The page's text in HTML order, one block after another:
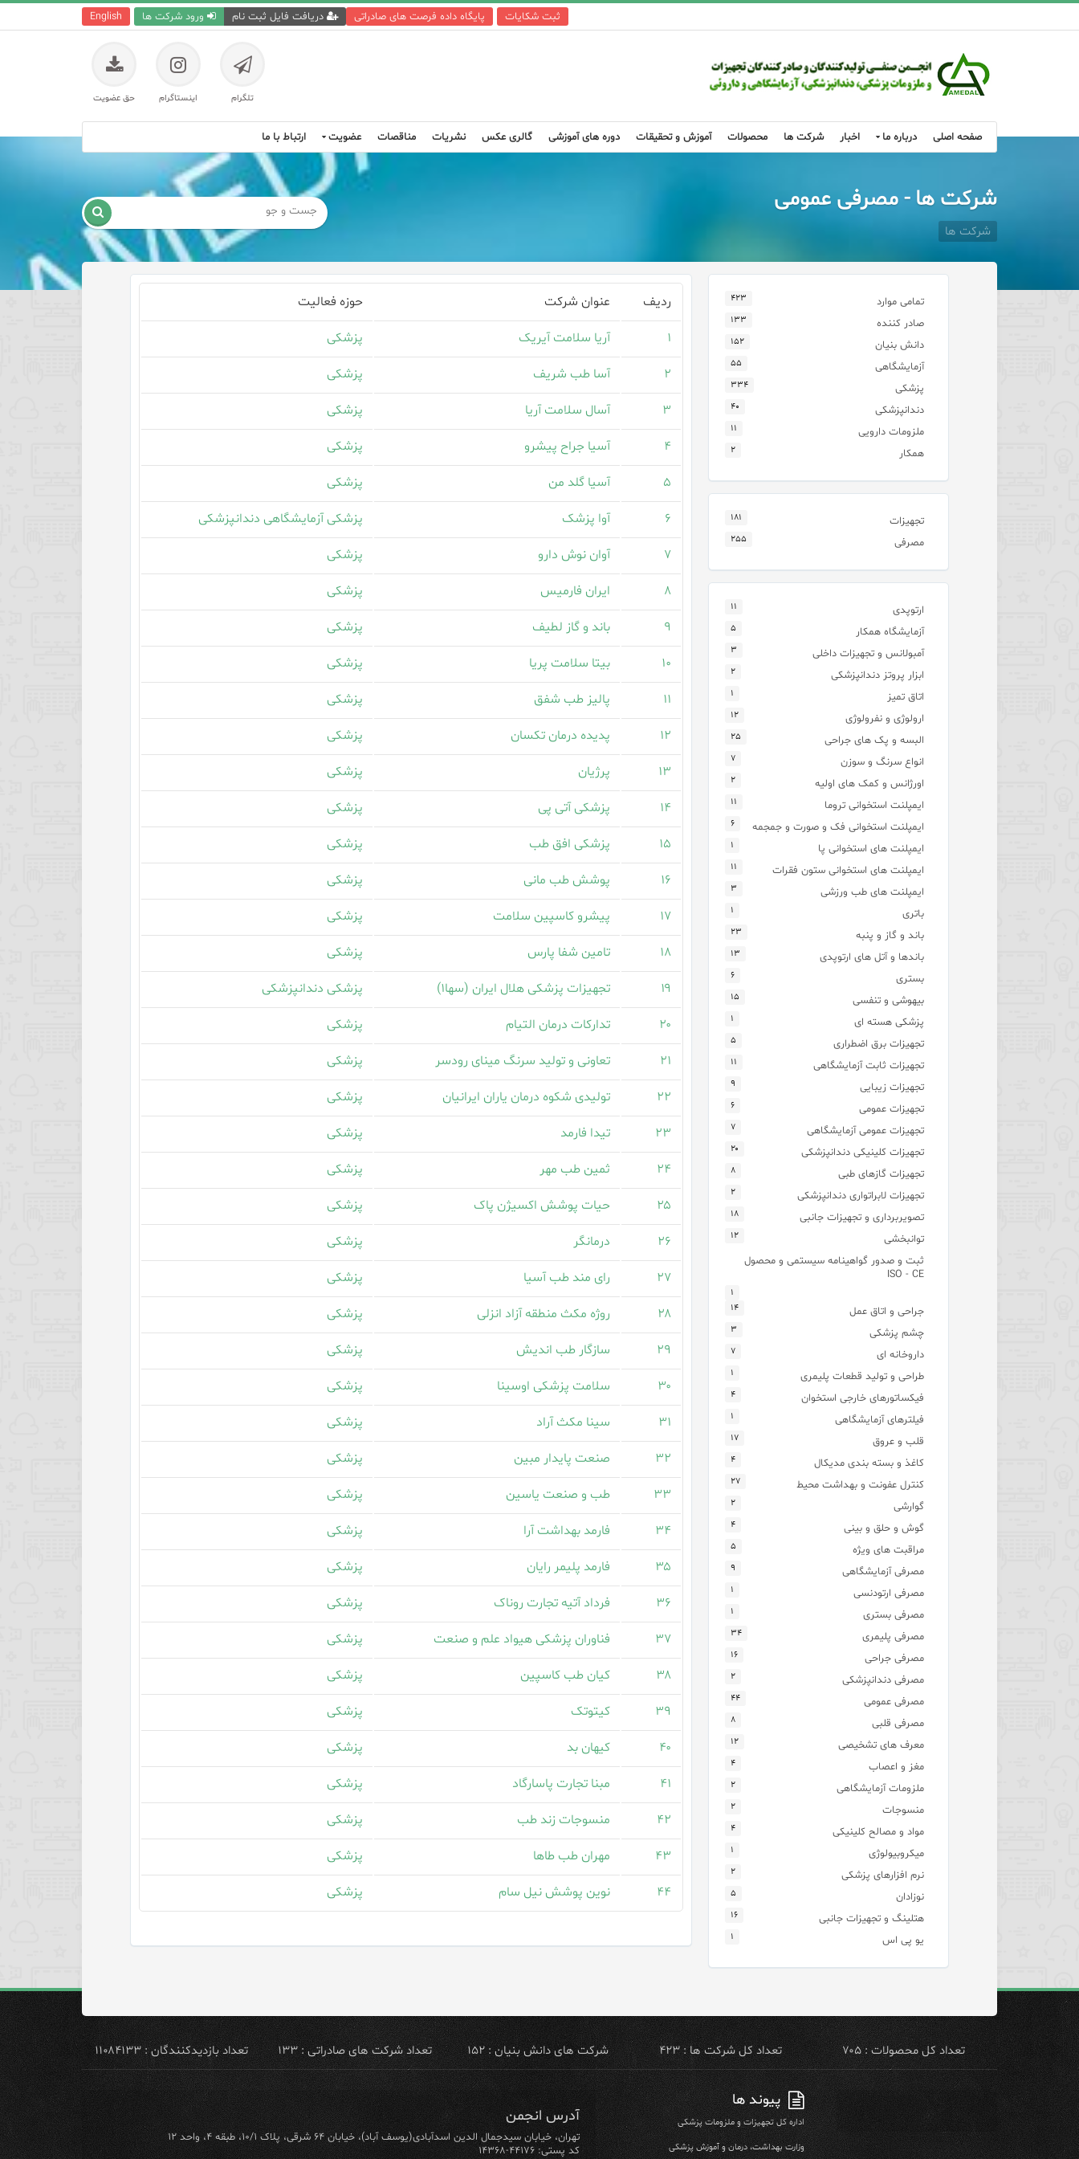
English ورود شرکت ها دریافت فایل ثبت نام پایگاه داده فرصت های صادراتی ثبت شکایات
تلگرام اینستاگرام حق عضویت
صفحه اصلی درباره ما اخبار شرکت ها محصولات آموزش و تحقیقات دوره های آموزشی گالری عکس نشریات مناقصات عضویت ارتباط با ما
شرکت ها - مصرفی عمومی
شرکت ها

ردیف عنوان شرکت حوزه فعالیت
۱ آریا سلامت آیریک پزشکی
۲ آسا طب شریف پزشکی
۳ آسال سلامت آریا پزشکی
۴ آسیا جراح پیشرو پزشکی
۵ آسیا گلد من پزشکی
۶ آوا پزشک پزشکی آزمایشگاهی دندانپزشکی
۷ آوان نوش دارو پزشکی
۸ ایران فارمیس پزشکی
۹ باند و گاز لطیف پزشکی
۱۰ بیتا سلامت پریا پزشکی
۱۱ پالیز طب شفق پزشکی
۱۲ پدیده درمان تکسان پزشکی
۱۳ پرژیان پزشکی
۱۴ پزشکی آتی پی پزشکی
۱۵ پزشکی افق طب پزشکی
۱۶ پوشش طب مانی پزشکی
۱۷ پیشرو کاسپین سلامت پزشکی
۱۸ تامین شفا پارس پزشکی
۱۹ تجهیزات پزشکی هلال ایران (سها۱) پزشکی دندانپزشکی
۲۰ تدارکات درمان التیام پزشکی
۲۱ تعاونی و تولید سرنگ مینای رودسر پزشکی
۲۲ تولیدی شکوه درمان یاران ایرانیان پزشکی
۲۳ تیدا فارمد پزشکی
۲۴ ثمین طب مهر پزشکی
۲۵ حیات پوشش اکسیژن پاک پزشکی
۲۶ درمانگر پزشکی
۲۷ رای مند طب آسیا پزشکی
۲۸ روژه مکث منطقه آزاد انزلی پزشکی
۲۹ سازگار طب اندیش پزشکی
۳۰ سلامت پزشکی اوسینا پزشکی
۳۱ سینا مکث آراد پزشکی
۳۲ صنعت پایدار مبین پزشکی
۳۳ طب و صنعت یاسین پزشکی
۳۴ فارمد بهداشت آرا پزشکی
۳۵ فارمد پلیمر رایان پزشکی
۳۶ فرداد آتیه تجارت روناک پزشکی
۳۷ فناوران پزشکی هیواد علم و صنعت پزشکی
۳۸ کیان طب کاسپین پزشکی
۳۹ کیتوتک پزشکی
۴۰ کیهان بد پزشکی
۴۱ مبنا تجارت پاسارگاد پزشکی
۴۲ منسوجات زند طب پزشکی
۴۳ مهران طب طاها پزشکی
۴۴ نوین پوشش نیل سام پزشکی
تمامی موارد ۴۲۳
صادر کننده ۱۳۳
دانش بنیان ۱۵۲
آزمایشگاهی ۵۵
پزشکی ۳۳۴
دندانپزشکی ۴۰
ملزومات دارویی ۱۱
همکار ۲
تجهیزات ۱۸۱
مصرفی ۲۵۵
ارتوپدی ۱۱
آزمایشگاه همکار ۵
آمبولانس و تجهیزات داخلی ۳
ابزار پروتز دندانپزشکی ۲
اتاق تمیز ۱
ارولوژی و نفرولوژی ۱۲
البسه و پک های جراحی ۲۵
انواع سرنگ و سوزن ۷
اورژانس و کمک های اولیه ۲
ایمپلنت استخوانی تروما ۱۱
ایمپلنت استخوانی فک و صورت و جمجمه ۶
ایمپلنت های استخوانی پا ۱
ایمپلنت های استخوانی ستون فقرات ۱۱
ایمپلنت های طب ورزشی ۳
باتری ۱
باند و گاز و پنبه ۲۳
باندها و آتل های ارتوپدی ۱۳
بستری ۶
بیهوشی و تنفسی ۱۵
پزشکی هسته ای ۱
تجهیزات برق اضطراری ۵
تجهیزات ثابت آزمایشگاهی ۱۱
تجهیزات زیبایی ۹
تجهیزات عمومی ۶
تجهیزات عمومی آزمایشگاهی ۷
تجهیزات کلینیکی دندانپزشکی ۲۰
تجهیزات گازهای طبی ۸
تجهیزات لابراتواری دندانپزشکی ۲
تصویربرداری و تجهیزات جانبی ۱۸
توانبخشی ۱۲
ثبت و صدور گواهینامه سیستمی و محصول
ISO - CE
۱
جراحی و اتاق عمل ۱۴
چشم پزشکی ۳
داروخانه ای ۷
طراحی و تولید قطعات پلیمری ۱
فیکساتورهای خارجی استخوان ۴
فیلترهای آزمایشگاهی ۱
قلب و عروق ۱۷
کاغذ و بسته بندی مدیکال ۴
کنترل عفونت و بهداشت محیط ۲۷
گوارشی ۲
گوش و حلق و بینی ۴
مراقبت های ویژه ۵
مصرفی آزمایشگاهی ۹
مصرفی ارتودنسی ۱
مصرفی بستری ۱
مصرفی پلیمری ۳۴
مصرفی جراحی ۱۶
مصرفی دندانپزشکی ۲
مصرفی عمومی ۴۴
مصرفی قلبی ۸
معرف های تشخیصی ۱۲
مغز و اعصاب ۴
ملزومات آزمایشگاهی ۲
منسوجات ۲
مواد و مصالح کلینیکی ۴
میکروبیولوژی ۱
نرم افزارهای پزشکی ۲
نوزادان ۵
هتلینگ و تجهیزات جانبی ۱۶
یو پی اس ۱
تعداد کل محصولات : ۷۰۵ تعداد کل شرکت ها : ۴۲۳ شرکت های دانش بنیان : ۱۵۲ تعداد شرکت های صادراتی : ۱۳۳ تعداد بازدیدکنندگان : ۱۱۰۸۴۱۳۳
پیوند ها
اداره کل تجهیزات و ملزومات پزشکی
وزارت بهداشت، درمان و آموزش پزشکی
آدرس انجمن
تهران، خیابان سیدجمال الدین اسدآبادی(یوسف آباد)، خیابان ۶۴ شرقی، پلاک ۱۰/۱، طبقه ۴، واحد ۱۲
کد پستی: ۴۴۱۷۶-۱۴۳۶۸